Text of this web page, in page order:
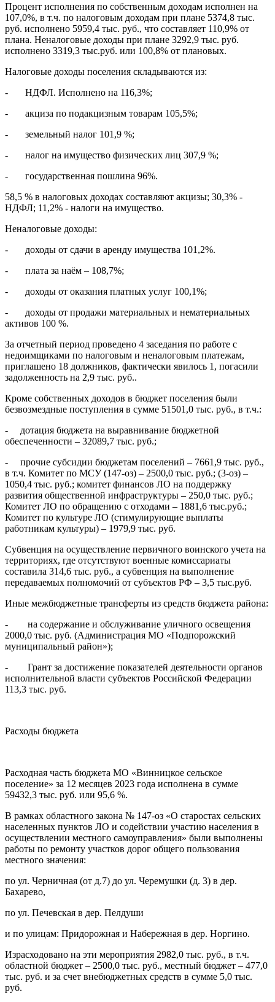
Процент исполнения по собственным доходам исполнен на
107,0%, в т.ч. по налоговым доходам при плане 5374,8 тыс.
руб. исполнено 5959,4 тыс. руб., что составляет 110,9% от
плана. Неналоговые доходы при плане 3292,9 тыс. руб.
исполнено 3319,3 тыс.руб. или 100,8% от плановых.
Налоговые доходы поселения складываются из:
- НДФЛ. Исполнено на 116,3%;
- акциза по подакцизным товарам 105,5%;
- земельный налог 101,9 %;
- налог на имущество физических лиц 307,9 %;
- государственная пошлина 96%.
58,5 % в налоговых доходах составляют акцизы; 30,3% -
НДФЛ; 11,2% - налоги на имущество.
Неналоговые доходы:
- доходы от сдачи в аренду имущества 101,2%.
- плата за наём – 108,7%;
- доходы от оказания платных услуг 100,1%;
- доходы от продажи материальных и нематериальных
активов 100 %.
За отчетный период проведено 4 заседания по работе с
недоимщиками по налоговым и неналоговым платежам,
приглашено 18 должников, фактически явилось 1, погасили
задолженность на 2,9 тыс. руб..
Кроме собственных доходов в бюджет поселения были
безвозмездные поступления в сумме 51501,0 тыс. руб., в т.ч.:
- дотация бюджета на выравнивание бюджетной
обеспеченности – 32089,7 тыс. руб.;
- прочие субсидии бюджетам поселений – 7661,9 тыс. руб.,
в т.ч. Комитет по МСУ (147-оз) – 2500,0 тыс. руб.; (3-оз) –
1050,4 тыс. руб.; комитет финансов ЛО на поддержку
развития общественной инфраструктуры – 250,0 тыс. руб.;
Комитет ЛО по обращению с отходами – 1881,6 тыс.руб.;
Комитет по культуре ЛО (стимулирующие выплаты
работникам культуры) – 1979,9 тыс. руб.
Субвенция на осуществление первичного воинского учета на
территориях, где отсутствуют военные комиссариаты
составила 314,6 тыс. руб., а субвенция на выполнение
передаваемых полномочий от субъектов РФ – 3,5 тыс.руб.
Иные межбюджетные трансферты из средств бюджета района:
- на содержание и обслуживание уличного освещения
2000,0 тыс. руб. (Администрация МО «Подпорожский
муниципальный район»);
- Грант за достижение показателей деятельности органов
исполнительной власти субъектов Российской Федерации
113,3 тыс. руб.
Расходы бюджета
Расходная часть бюджета МО «Винницкое сельское
поселение» за 12 месяцев 2023 года исполнена в сумме
59432,3 тыс. руб. или 95,6 %.
В рамках областного закона № 147-оз «О старостах сельских
населенных пунктов ЛО и содействии участию населения в
осуществлении местного самоуправления» были выполнены
работы по ремонту участков дорог общего пользования
местного значения:
по ул. Черничная (от д.7) до ул. Черемушки (д. 3) в дер.
Бахарево,
по ул. Печевская в дер. Пелдуши
и по улицам: Придорожная и Набережная в дер. Норгино.
Израсходовано на эти мероприятия 2982,0 тыс. руб., в т.ч.
областной бюджет – 2500,0 тыс. руб., местный бюджет – 477,0
тыс. руб. и за счет внебюджетных средств в сумме 5,0 тыс.
руб.